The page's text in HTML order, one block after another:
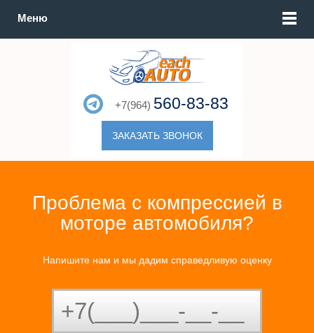
+7(964) 560-83-83
ЗАКАЗАТЬ ЗВОНОК
Меню
Проблема с компрессией в
моторе автомобиля?
Напишите нам и мы дадим справедливую оценку